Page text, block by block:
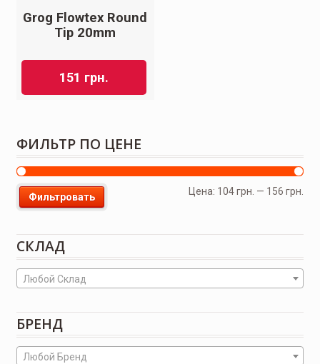
Grog Flowtex Round
Tip 20mm
151 грн.
ФИЛЬТР ПО ЦЕНЕ
Фильтровать
Цена: 104 грн. — 156 грн.
СКЛАД
Любой Склад
БРЕНД
Любой Бренд